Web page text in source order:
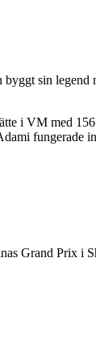
byggt sin
i VM med
fungerade
Grand Prix i